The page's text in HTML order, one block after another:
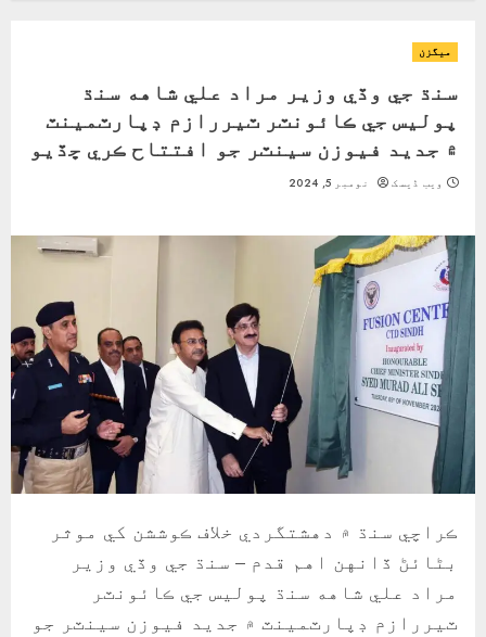
ميگزن
سنڌ جي وڏي وزير مراد علي شاهه سنڌ
پوليس جي ڪائونٽر ٽيررازم ڊپارٽمينٽ
۾ جديد فيوزن سينٽر جو افتتاح ڪري ڇڏيو
ویب ڈیسک نومبر 5, 2024
ڪراچي سنڌ ۾ دهشتگردي خلاف ڪوششن کي موثر
بڻائڻ ڏانهن اهم قدم – سنڌ جي وڏي وزير
مراد علي شاهه سنڌ پوليس جي ڪائونٽر
ٽيررازم ڊپارٽمينٽ ۾ جديد فيوزن سينٽر جو